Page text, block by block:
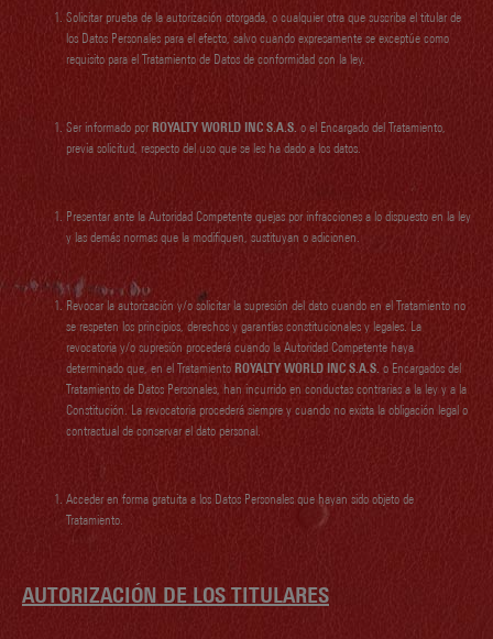
Solicitar prueba de la autorización otorgada, o cualquier otra que suscriba el titular de
los Datos Personales para el efecto, salvo cuando expresamente se exceptúe como
requisito para el Tratamiento de Datos de conformidad con la ley.
Ser informado por ROYALTY WORLD INC S.A.S. o el Encargado del Tratamiento,
previa solicitud, respecto del uso que se les ha dado a los datos.
Presentar ante la Autoridad Competente quejas por infracciones a lo dispuesto en la ley
y las demás normas que la modifiquen, sustituyan o adicionen.
Revocar la autorización y/o solicitar la supresión del dato cuando en el Tratamiento no
se respeten los principios, derechos y garantías constitucionales y legales. La
revocatoria y/o supresión procederá cuando la Autoridad Competente haya
determinado que, en el Tratamiento ROYALTY WORLD INC S.A.S. o Encargados del
Tratamiento de Datos Personales, han incurrido en conductas contrarias a la ley y a la
Constitución. La revocatoria procederá siempre y cuando no exista la obligación legal o
contractual de conservar el dato personal.
Acceder en forma gratuita a los Datos Personales que hayan sido objeto de
Tratamiento.
AUTORIZACIÓN DE LOS TITULARES